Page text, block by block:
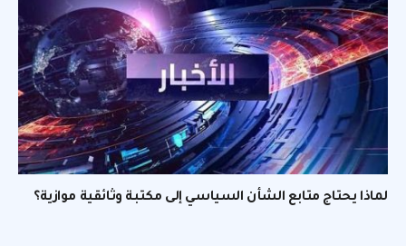
لماذا يحتاج متابع الشأن السياسي إلى مكتبة وثائقية موازية؟